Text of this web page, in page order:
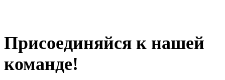
Присоединяйся к нашей
команде!